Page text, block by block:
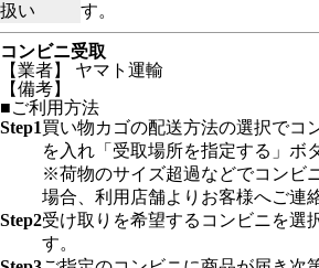
扱い
す。
コンビニ受取
【業者】 ヤマト運輸
【備考】
■ご利用方法
Step1買い物カゴの配送方法の選択でコ
を入れ「受取場所を指定する」ボ
※荷物のサイズ超過などでコンビ
場合、利用店舗よりお客様へご連
Step2受け取りを希望するコンビニを選
す。